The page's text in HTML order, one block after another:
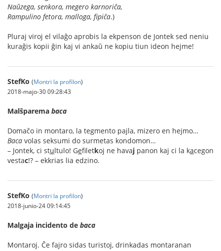
Naŭzega, senkora, megero karnoriĉa,
Rampulino fetora, malloga, fipiĉa.)
Pluraj viroj el vilaĝo aprobis la ekpenson de Jontek sed neniu
kuraĝis kopii ĝin kaj vi ankaŭ ne kopiu tiun ideon hejme!
StefKo (Montri la profilon)
2018-majo-30 09:28:43
Malŝparema baca
Domaĉo in montaro, la tegmento pajla, mizero en hejmo…
Baca volas seksumi do surmetas kondomon…
– Jontek, ci stultulo! Gefiletkoj ne havaj panon kaj ci la kacegon
vestac!? – ekkrias lia edzino.
StefKo (Montri la profilon)
2018-junio-24 09:14:45
Malgaja incidento de baca
Montaroj. Ĉe fajro sidas turistoj, drinkadas montaranan